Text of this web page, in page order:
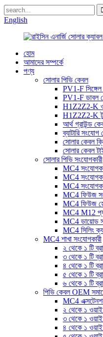
English
হোম
আমাদের সম্পর্কে
পণ্য
সোলার পিভি কেবল
PV1-F
PV1-F ডাবল
H1Z2Z2-K
H1Z2Z2-K
আর্থ গ্রাউন্ড
ব্যাটারি সংযোগ
সোলার কেবল
সোলার কেবল
সোলার পিভি সংযোগকারী
MC4
MC4
MC4
MC4 ফিউজ
MC4 ফিউজ
MC4 M12
MC4 ডায়োড
MC4 সিলিং
MC4 শাখা সংযোগকারী
২ থেকে ১ টি
৩ থেকে ১ টি
৪ থেকে ১ টি
৫ থেকে ১ টি
৬ থেকে ১ টি
পিভি কেবল OEM
MC4
২ থেকে ১ ওয়াই
৩ থেকে ১ ওয়াই
৪ থেকে ১ ওয়াই